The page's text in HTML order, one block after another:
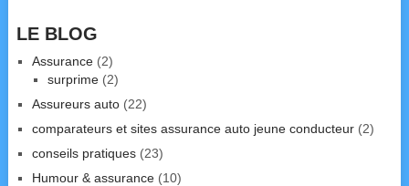
LE BLOG
Assurance(2)
surprime(2)
Assureurs auto(22)
comparateurs et sites assurance auto jeune conducteur(2)
conseils pratiques(23)
Humour & assurance(10)